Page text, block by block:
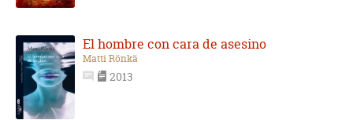
El hombre con cara de asesino
Matti Rönkä
2013